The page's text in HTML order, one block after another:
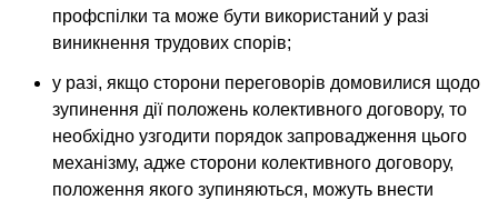
профспілки та може бути використаний у разі
виникнення трудових спорів;
у разі, якщо сторони переговорів домовилися щодо
зупинення дії положень колективного договору, то
необхідно узгодити порядок запровадження цього
механізму, адже сторони колективного договору,
положення якого зупиняються, можуть внести